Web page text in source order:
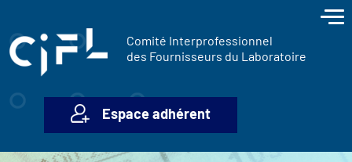
Comité Interprofessionnel
des Fournisseurs du Laboratoire
Espace adhérent